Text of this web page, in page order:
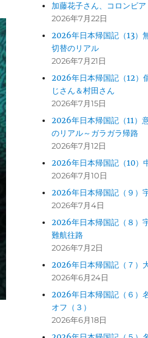
加藤花子さん、コロンビ
2026年7月22日
2026年日本帰国記（13）
切替のリアル
2026年7月21日
2026年日本帰国記（12）
じさん＆村田さん
2026年7月15日
2026年日本帰国記（11）
のリアル～ガラガラ帰路
2026年7月12日
2026年日本帰国記（10）
2026年7月10日
2026年日本帰国記（９）
2026年7月4日
2026年日本帰国記（８）
難航往路
2026年7月2日
2026年日本帰国記（７）
2026年6月24日
2026年日本帰国記（６）
オフ（３）
2026年6月18日